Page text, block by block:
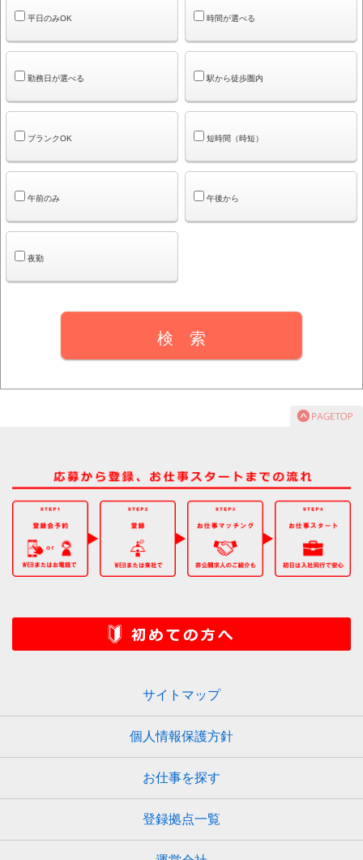
平日のみOK 時間が選べる
勤務日が選べる 駅から徒歩圏内
ブランクOK 短時間（時短）
午前のみ 午後から
夜勤
サイトマップ
個人情報保護方針
お仕事を探す
登録拠点一覧